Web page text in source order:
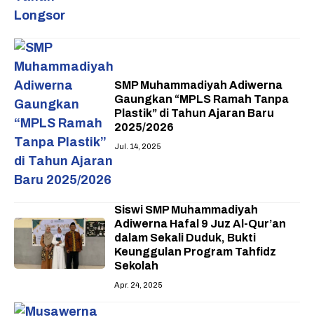
SMP Muhammadiyah Adiwerna
Gaungkan “MPLS Ramah Tanpa
Plastik” di Tahun Ajaran Baru
2025/2026
Jul. 14, 2025
Siswi SMP Muhammadiyah
Adiwerna Hafal 9 Juz Al-Qur’an
dalam Sekali Duduk, Bukti
Keunggulan Program Tahfidz
Sekolah
Apr. 24, 2025